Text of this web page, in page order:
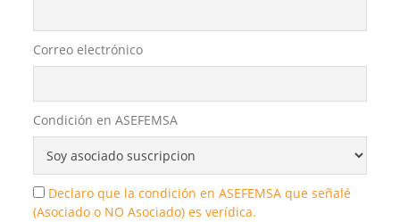
Correo electrónico
Condición en ASEFEMSA
Declaro que la condición en ASEFEMSA que señalé
(Asociado o NO Asociado) es verídica.